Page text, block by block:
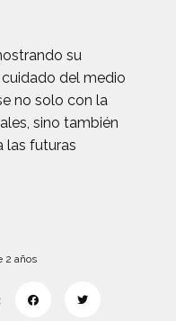
su
del medio
no solo con la
sino también
las futuras
2 años